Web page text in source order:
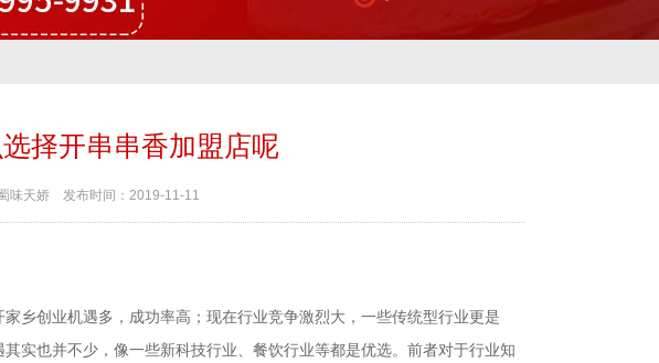
择开串串香加盟店呢
味天娇 发布时间： 2019-11-11
乡创业机遇多，成功率高；现在行业竞争激烈大，一些传统型行业更是
实也并不少，像一些新科技行业、餐饮行业等都是优选。前者对于行业知